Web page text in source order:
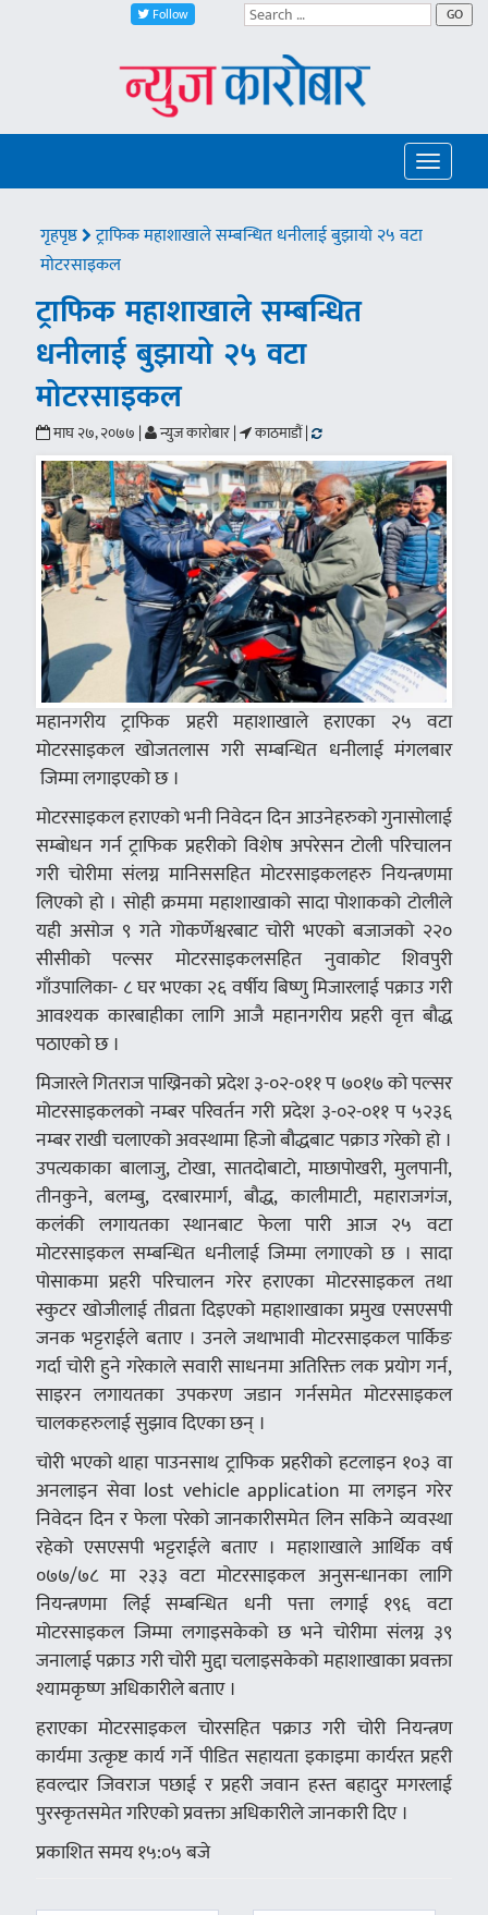
Follow GO
Toggle
गृहपृष्ठ
ट्राफिक महाशाखाले सम्बन्धित धनीलाई बुझायो २५ वटा
मोटरसाइकल
ट्राफिक महाशाखाले सम्बन्धित
धनीलाई बुझायो २५ वटा
मोटरसाइकल
माघ २७, २०७७ | न्युज कारोबार | काठमाडौं |
महानगरीय ट्राफिक प्रहरी महाशाखाले हराएका २५ वटा
मोटरसाइकल खोजतलास गरी सम्बन्धित धनीलाई मंगलबार
जिम्मा लगाइएको छ ।
मोटरसाइकल हराएको भनी निवेदन दिन आउनेहरुको गुनासोलाई
सम्बोधन गर्न ट्राफिक प्रहरीको विशेष अपरेसन टोली परिचालन
गरी चोरीमा संलग्न मानिससहित मोटरसाइकलहरु नियन्त्रणमा
लिएको हो । सोही क्रममा महाशाखाको सादा पोशाकको टोलीले
यही असोज ९ गते गोकर्णेश्वरबाट चोरी भएको बजाजको २२०
सीसीको पल्सर मोटरसाइकलसहित नुवाकोट शिवपुरी
गाँउपालिका- ८ घर भएका २६ वर्षीय बिष्णु मिजारलाई पक्राउ गरी
आवश्यक कारबाहीका लागि आजै महानगरीय प्रहरी वृत्त बौद्ध
पठाएको छ ।
मिजारले गितराज पाख्रिनको प्रदेश ३-०२-०११ प ७०१७ को पल्सर
मोटरसाइकलको नम्बर परिवर्तन गरी प्रदेश ३-०२-०११ प ५२३६
नम्बर राखी चलाएको अवस्थामा हिजो बौद्धबाट पक्राउ गरेको हो ।
उपत्यकाका बालाजु, टोखा, सातदोबाटो, माछापोखरी, मुलपानी,
तीनकुने, बलम्बु, दरबारमार्ग, बौद्ध, कालीमाटी, महाराजगंज,
कलंकी लगायतका स्थानबाट फेला पारी आज २५ वटा
मोटरसाइकल सम्बन्धित धनीलाई जिम्मा लगाएको छ । सादा
पोसाकमा प्रहरी परिचालन गरेर हराएका मोटरसाइकल तथा
स्कुटर खोजीलाई तीव्रता दिइएको महाशाखाका प्रमुख एसएसपी
जनक भट्टराईले बताए । उनले जथाभावी मोटरसाइकल पार्किङ
गर्दा चोरी हुने गरेकाले सवारी साधनमा अतिरिक्त लक प्रयोग गर्न,
साइरन लगायतका उपकरण जडान गर्नसमेत मोटरसाइकल
चालकहरुलाई सुझाव दिएका छन् ।
चोरी भएको थाहा पाउनसाथ ट्राफिक प्रहरीको हटलाइन १०३ वा
अनलाइन सेवा lost vehicle application मा लगइन गरेर
निवेदन दिन र फेला परेको जानकारीसमेत लिन सकिने व्यवस्था
रहेको एसएसपी भट्टराईले बताए । महाशाखाले आर्थिक वर्ष
०७७/७८ मा २३३ वटा मोटरसाइकल अनुसन्धानका लागि
नियन्त्रणमा लिई सम्बन्धित धनी पत्ता लगाई १९६ वटा
मोटरसाइकल जिम्मा लगाइसकेको छ भने चोरीमा संलग्न ३९
जनालाई पक्राउ गरी चोरी मुद्दा चलाइसकेको महाशाखाका प्रवक्ता
श्यामकृष्ण अधिकारीले बताए ।
हराएका मोटरसाइकल चोरसहित पक्राउ गरी चोरी नियन्त्रण
कार्यमा उत्कृष्ट कार्य गर्ने पीडित सहायता इकाइमा कार्यरत प्रहरी
हवल्दार जिवराज पछाई र प्रहरी जवान हस्त बहादुर मगरलाई
पुरस्कृतसमेत गरिएको प्रवक्ता अधिकारीले जानकारी दिए ।
प्रकाशित समय १५:०५ बजे